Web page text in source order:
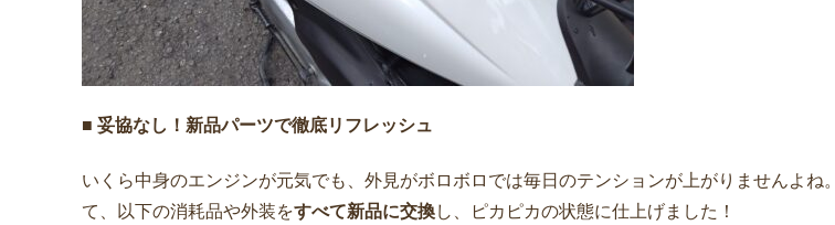
■ 妥協なし！新品パーツで徹底リフレッシュ
いくら中身のエンジンが元気でも、外見がボロボロでは毎日のテンションが上がりませんよね
て、以下の消耗品や外装をすべて新品に交換し、ピカピカの状態に仕上げました！